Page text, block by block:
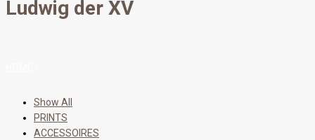
Ludwig der XV
Show All
PRINTS
ACCESSOIRES